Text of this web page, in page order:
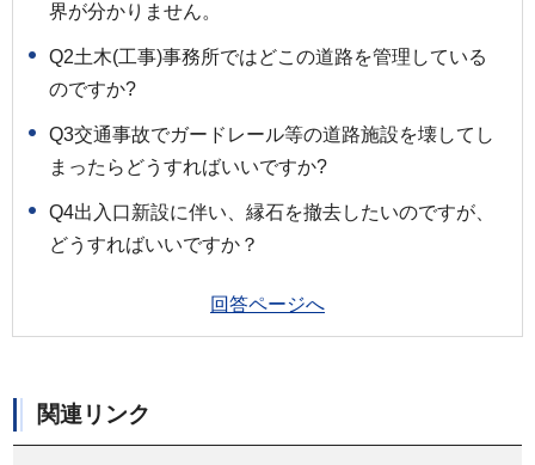
界が分かりません。
Q2土木(工事)事務所ではどこの道路を管理している
のですか?
Q3交通事故でガードレール等の道路施設を壊してし
まったらどうすればいいですか?
Q4出入口新設に伴い、縁石を撤去したいのですが、
どうすればいいですか？
回答ページへ
関連リンク